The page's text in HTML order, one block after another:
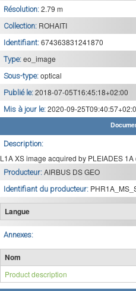
Résolution: 2.79 m
Collection: ROHAITI
Identifiant: 674363831241870
Type: eo_image
Sous-type: optical
Publié le: 2018-07-05T16:45:18+02:00
Mis à jour le: 2020-09-
Description:
L1A XS image acquired by PLEIADES
Producteur: AIRBUS DS GEO
Identifiant du producteur:
Langue
Annexes:
Nom
Product description